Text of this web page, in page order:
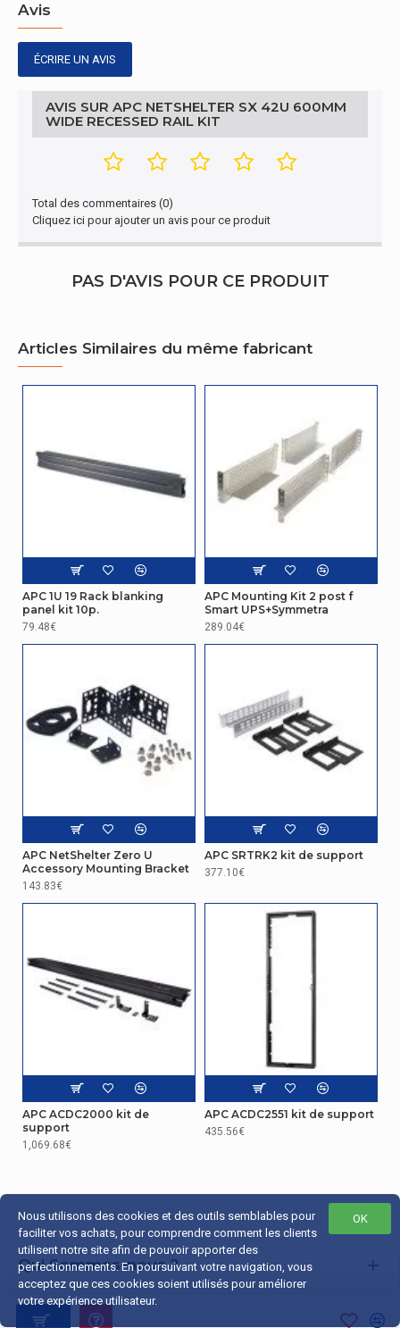
Avis
ÉCRIRE UN AVIS
AVIS SUR APC NETSHELTER SX 42U 600MM
WIDE RECESSED RAIL KIT
Total des commentaires (0)
Cliquez ici pour ajouter un avis pour ce produit
PAS D'AVIS POUR CE PRODUIT
Articles Similaires du même fabricant
APC 1U 19 Rack blanking
panel kit 10p.
79.48€
APC Mounting Kit 2 post f
Smart UPS+Symmetra
289.04€
APC NetShelter Zero U
Accessory Mounting Bracket
143.83€
APC SRTRK2 kit de support
377.10€
APC ACDC2000 kit de
support
1,069.68€
APC ACDC2551 kit de support
435.56€
Qui Sommes-nous ?
Liens Utiles
OK
Nous utilisons des cookies et des outils semblables pour
faciliter vos achats, pour comprendre comment les clients
utilisent notre site afin de pouvoir apporter des
perfectionnements. En poursuivant votre navigation, vous
acceptez que ces cookies soient utilisés pour améliorer
votre expérience utilisateur.